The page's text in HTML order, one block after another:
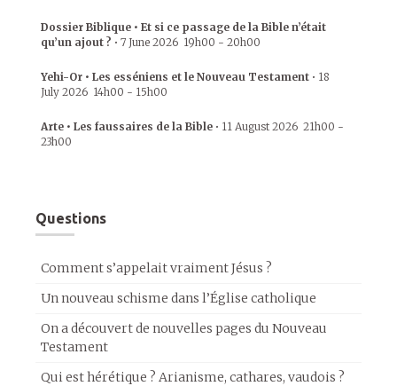
Dossier Biblique • Et si ce passage de la Bible n’était
qu’un ajout ? • 7 June 2026 19h00 - 20h00
Yehi-Or • Les esséniens et le Nouveau Testament • 18
July 2026 14h00 - 15h00
Arte • Les faussaires de la Bible • 11 August 2026 21h00 -
23h00
Questions
Comment s’appelait vraiment Jésus ?
Un nouveau schisme dans l’Église catholique
On a découvert de nouvelles pages du Nouveau
Testament
Qui est hérétique ? Arianisme, cathares, vaudois ?